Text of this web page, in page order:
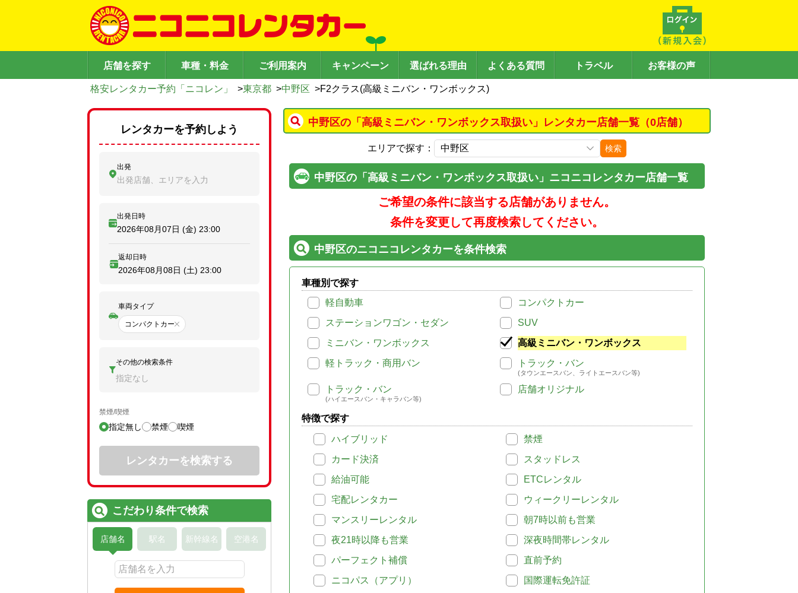
店舗を探す 車種・料金 ご利用案内 キャンペーン 選ばれる理由 よくある質問 トラベル お客様の声
格安レンタカー予約「ニコレン」 >東京都 >中野区 >F2クラス(高級ミニバン・ワンボックス)
中野区の「高級ミニバン・ワンボックス取扱い」レンタカー店舗一覧（0店舗）
エリアで探す： 検索
中野区の「高級ミニバン・ワンボックス取扱い」ニコニコレンタカー店舗一覧
ご希望の条件に該当する店舗がありません。
条件を変更して再度検索してください。
中野区のニコニコレンタカーを条件検索
車種別で探す
軽自動車
コンパクトカー
ステーションワゴン・セダン
SUV
ミニバン・ワンボックス
高級ミニバン・ワンボックス
軽トラック・商用バン
トラック・バン
(タウンエースバン、ライトエースバン等)
トラック・バン
(ハイエースバン・キャラバン等)
店舗オリジナル
特徴で探す
ハイブリッド
禁煙
カード決済
スタッドレス
給油可能
ETCレンタル
宅配レンタカー
ウィークリーレンタル
マンスリーレンタル
朝7時以前も営業
夜21時以降も営業
深夜時間帯レンタル
パーフェクト補償
直前予約
ニコパス（アプリ）
国際運転免許証
レンタカーを予約しよう
出発
出発店舗、エリアを入力
出発日時
2026年08月07日 (金) 23:00
返却日時
2026年08月08日 (土) 23:00
車両タイプ
コンパクトカー
その他の検索条件
指定なし
禁煙/喫煙
指定無し 禁煙 喫煙
レンタカーを検索する
こだわり条件で検索
店舗名 駅名 新幹線名 空港名